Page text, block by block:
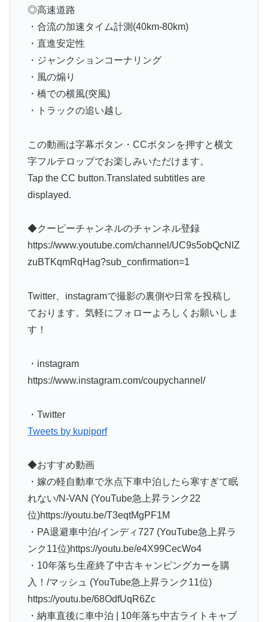
◎高速道路
・合流の加速タイム計測(40km-80km)
・直進安定性
・ジャンクションコーナリング
・風の煽り
・橋での横風(突風)
・トラックの追い越し
この動画は字幕ボタン・CCボタンを押すと横文
字フルテロップでお楽しみいただけます。
Tap the CC button.Translated subtitles are
displayed.
◆クーピーチャンネルのチャンネル登録
https://www.youtube.com/channel/UC9s5obQcNlZ
zuBTKqmRqHag?sub_confirmation=1
Twitter、instagramで撮影の裏側や日常を投稿し
ております。気軽にフォローよろしくお願いしま
す！
・instagram
https://www.instagram.com/coupychannel/
・Twitter
Tweets by kupiporf
◆おすすめ動画
・嫁の軽自動車で氷点下車中泊したら寒すぎて眠
れない/N-VAN (YouTube急上昇ランク22
位)https://youtu.be/T3eqtMgPF1M
・PA退避車中泊/インディ727 (YouTube急上昇ラ
ンク11位)https://youtu.be/e4X99CecWo4
・10年落ち生産終了中古キャンピングカーを購
入！/マッシュ (YouTube急上昇ランク11位)
https://youtu.be/68OdfUqR6Zc
・納車直後に車中泊 | 10年落ち中古ライトキャブ